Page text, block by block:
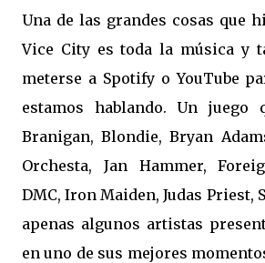
Una de las grandes cosas que
Vice City es toda la música y
meterse a Spotify o YouTube
estamos hablando. Un juego
Branigan, Blondie, Bryan
Orchesta, Jan Hammer,
DMC, Iron Maiden, Judas Priest,
apenas algunos artistas
en uno de sus mejores